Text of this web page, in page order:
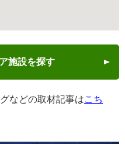
施設を探す
などの取材記事はこち